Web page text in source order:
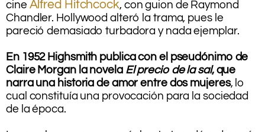
cine Alfred Hitchcock, con guion de Raymond
Chandler. Hollywood alteró la trama, pues le
pareció demasiado turbadora y nada ejemplar.
En 1952 Highsmith publica con el pseudónimo de
Claire Morgan la novela El precio de la sal, que
narra una historia de amor entre dos mujeres, lo
cual constituía una provocación para la sociedad
de la época.